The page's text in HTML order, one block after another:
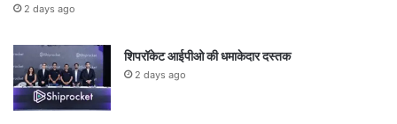
2 days ago
शिपरॉकेट आईपीओ की धमाकेदार दस्तक
2 days ago